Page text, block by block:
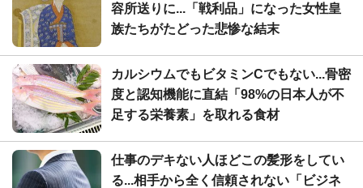
容所送りに...「戦利品」になった女性皇
族たちがたどった悲惨な結末
カルシウムでもビタミンCでもない...骨密
度と認知機能に直結「98%の日本人が不
足する栄養素」を取れる食材
仕事のデキない人ほどこの髪形をしてい
る...相手から全く信頼されない「ビジネ